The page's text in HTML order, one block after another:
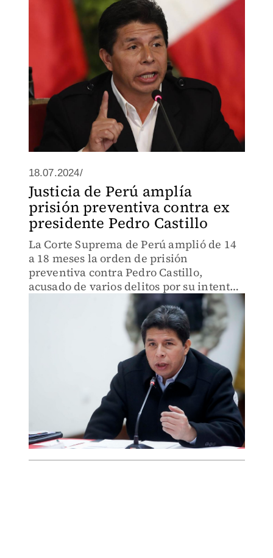
18.07.2024/
Justicia de Perú amplía
prisión preventiva contra ex
presidente Pedro Castillo
La Corte Suprema de Perú amplió de 14
a 18 meses la orden de prisión
preventiva contra Pedro Castillo,
acusado de varios delitos por su intento
fallido de disolver el Congreso.